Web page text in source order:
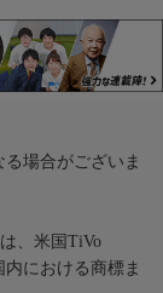
場合がございま
、米国TiVo
における商標ま